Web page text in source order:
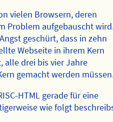
vielen Browsern, deren
Problem aufgebauscht
geschürt, dass in zehn
Webseite in ihrem Kern
drei bis vier Jahre
gemacht werden
HTML gerade für eine
wie folgt